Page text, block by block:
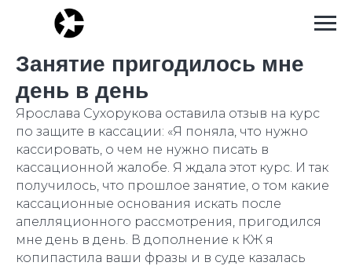
Занятие пригодилось мне
день в день
Ярослава Сухорукова оставила отзыв на курс
по защите в кассации: «Я поняла, что нужно
кассировать, о чем не нужно писать в
кассационной жалобе. Я ждала этот курс. И так
получилось, что прошлое занятие, о том какие
кассационные основания искать после
апелляционного рассмотрения, пригодился
мне день в день. В дополнение к КЖ я
копипастила ваши фразы и в суде казалась